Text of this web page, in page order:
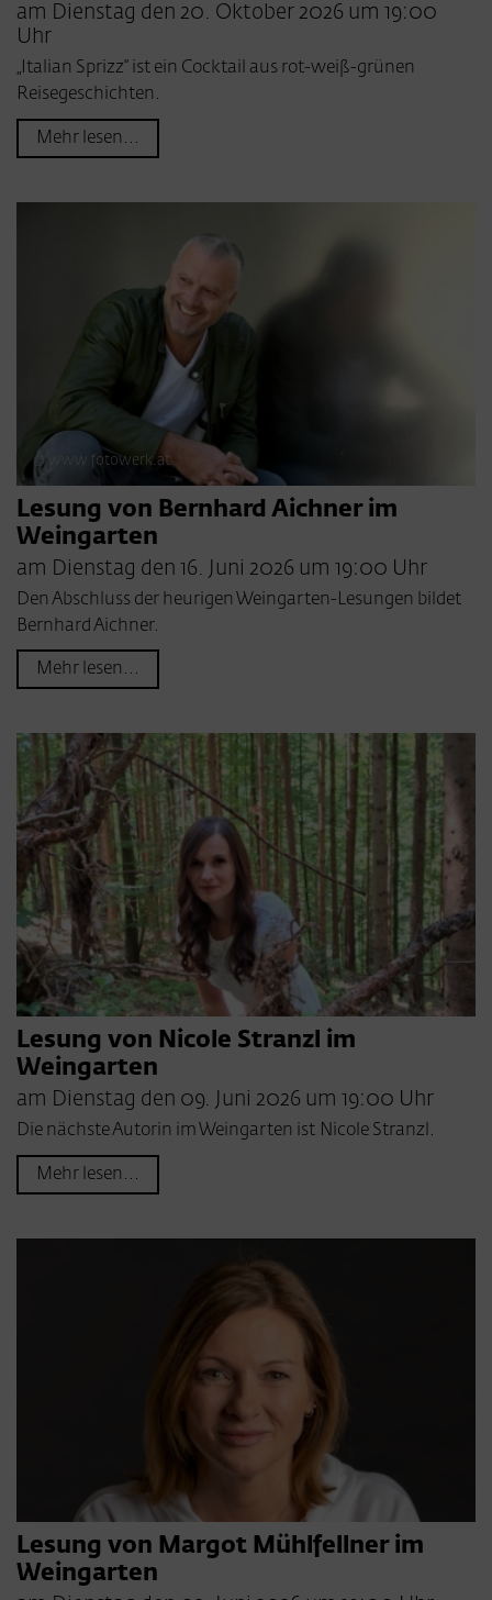
am Dienstag den 20. Oktober 2026 um 19:00
Uhr
„Italian Sprizz“ ist ein Cocktail aus rot-weiß-grünen
Reisegeschichten.
Mehr lesen...
© www.fotowerk.at
Lesung von Bernhard Aichner im
Weingarten
am Dienstag den 16. Juni 2026 um 19:00 Uhr
Den Abschluss der heurigen Weingarten-Lesungen bildet
Bernhard Aichner.
Mehr lesen...
Lesung von Nicole Stranzl im
Weingarten
am Dienstag den 09. Juni 2026 um 19:00 Uhr
Die nächste Autorin im Weingarten ist Nicole Stranzl.
Mehr lesen...
Lesung von Margot Mühlfellner im
Weingarten